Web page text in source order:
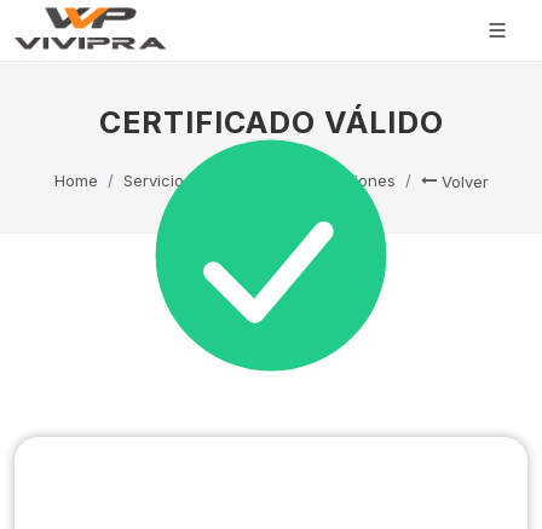
CERTIFICADO VÁLIDO
Home Servicio Técnico Capacitaciones Volver